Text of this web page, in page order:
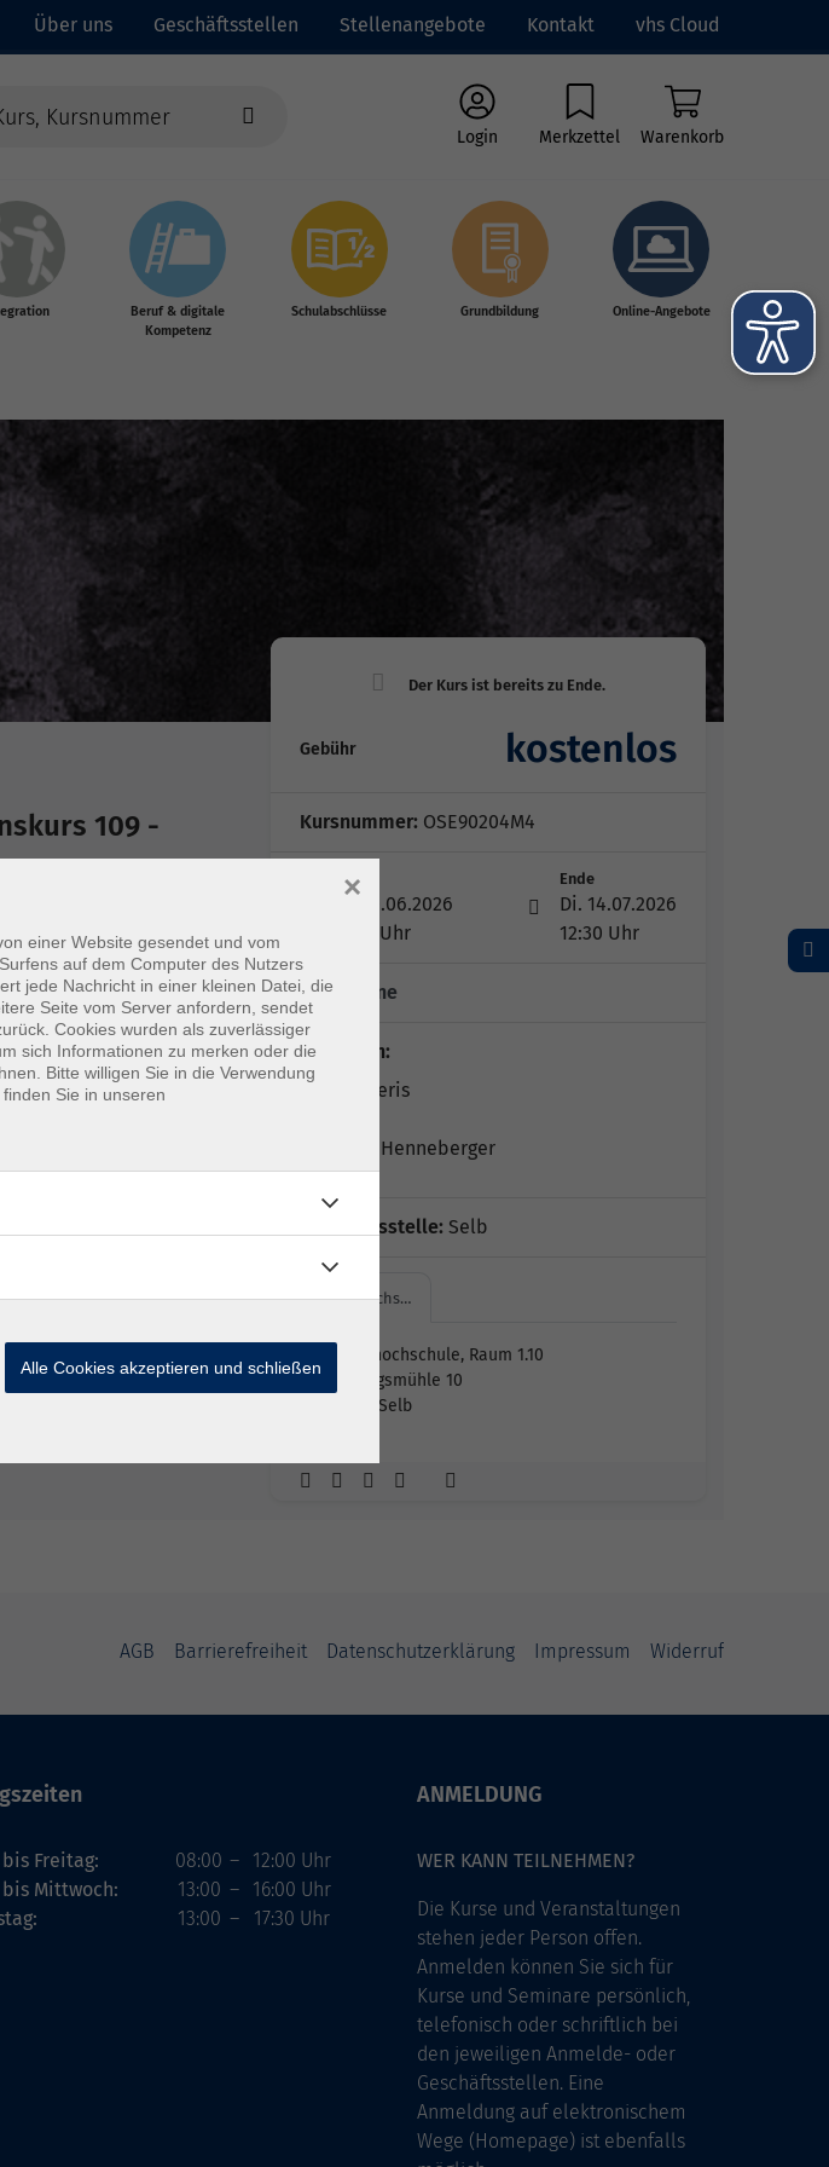
Über uns Geschäftsstellen Stellenangebote Kontakt vhs Cloud
Login Merkzettel Warenkorb
Beruf & digitale
Kompetenz
Schulabschlüsse Grundbildung Online-Angebote
109 -
Raum
Gebühr kostenlos
Kursnummer: OSE90204M4
Start
Mi. 10.06.2026
08:15 Uhr
Ende
Di. 14.07.2026
12:30 Uhr
20 Termine
Dozent*in:
Martin Zieris
Matthias Henneberger
Geschäftsstelle: Selb
Volkshochs…
Volkshochschule, Raum 1.10
Ludwigsmühle 10
95100 Selb
AGB Barrierefreiheit Datenschutzerklärung Impressum Widerruf
Freitag:
Mittwoch:
08:00
13:00
13:00
–
–
–
12:00 Uhr
16:00 Uhr
17:30 Uhr
ANMELDUNG
WER KANN TEILNEHMEN?
Die Kurse und Veranstaltungen
stehen jeder Person offen.
Anmelden können Sie sich für
Kurse und Seminare persönlich,
telefonisch oder schriftlich bei
den jeweiligen Anmelde- oder
Geschäftsstellen. Eine
Anmeldung auf elektronischem
Wege (Homepage) ist ebenfalls
einer Website gesendet und vom
auf dem Computer des Nutzers
jede Nachricht in einer kleinen Datei, die
Seite vom Server anfordern, sendet
Cookies wurden als zuverlässiger
sich Informationen zu merken oder die
Bitte willigen Sie in die Verwendung
Sie in unseren
×
Alle Cookies akzeptieren und schließen